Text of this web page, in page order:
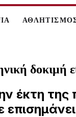
δοκιμή
έκτη